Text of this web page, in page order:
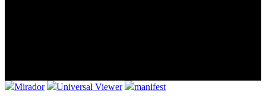
Mirador Universal Viewer manifest